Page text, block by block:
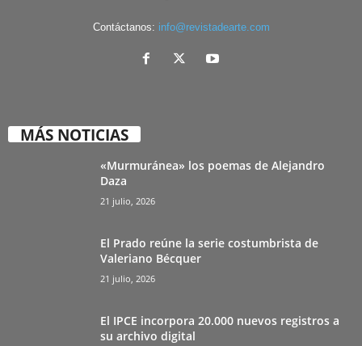
Contáctanos: info@revistadearte.com
MÁS NOTICIAS
«Murmuránea» los poemas de Alejandro
Daza
21 julio, 2026
El Prado reúne la serie costumbrista de
Valeriano Bécquer
21 julio, 2026
El IPCE incorpora 20.000 nuevos registros a
su archivo digital